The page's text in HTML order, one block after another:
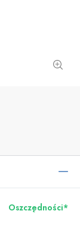
Oszczędności*